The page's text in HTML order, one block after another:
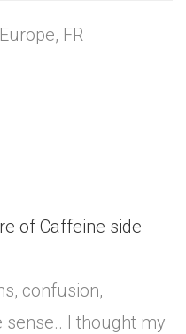
FR
of Caffeine side
confusion,
I thought my